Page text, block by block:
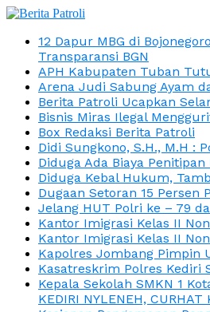
12 Dapur MBG di
Transparansi BGN
APH Kabupaten Tuban
Arena Judi Sabung Ayam
Berita Patroli Ucapkan
Bisnis Miras Ilegal
Box Redaksi Berita Patroli
Didi Sungkono, S.H., M.H :
Diduga Ada Biaya
Diduga Kebal Hukum,
Dugaan Setoran 15 Persen
Jelang HUT Polri ke – 79
Kantor Imigrasi Kelas II
Kantor Imigrasi Kelas II
Kapolres Jombang Pimpin
Kasatreskrim Polres Kediri
Kepala Sekolah SMKN 1
KEDIRI NYLENEH,